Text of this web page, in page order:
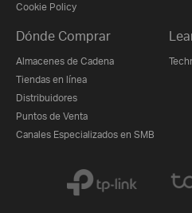
Cookie Policy
Dónde Comprar
Almacenes de Cadena
Tiendas en línea
Distribuidores
Puntos de Venta
Canales Especializados en SMB